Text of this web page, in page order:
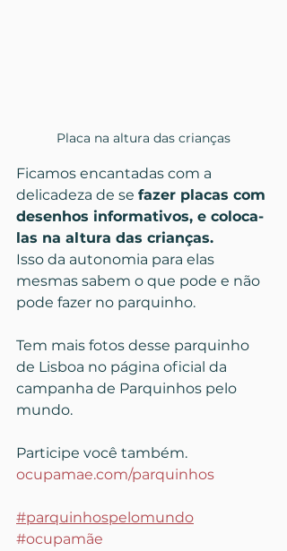
Placa na altura das crianças
Ficamos encantadas com a
delicadeza de se fazer placas com
desenhos informativos, e coloca-
las na altura das crianças.
Isso da autonomia para elas
mesmas sabem o que pode e não
pode fazer no parquinho.
Tem mais fotos desse parquinho
de Lisboa no página oficial da
campanha de Parquinhos pelo
mundo.
Participe você também.
ocupamae.com/parquinhos
#parquinhospelomundo
#ocupamãe